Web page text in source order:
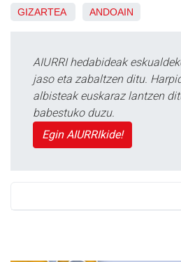
GIZARTEA ANDOAIN
AIURRI hedabideak
jaso eta zabaltzen ditu.
albisteak euskaraz lantzen
babestuko duzu.
Egin AIURRIkide!